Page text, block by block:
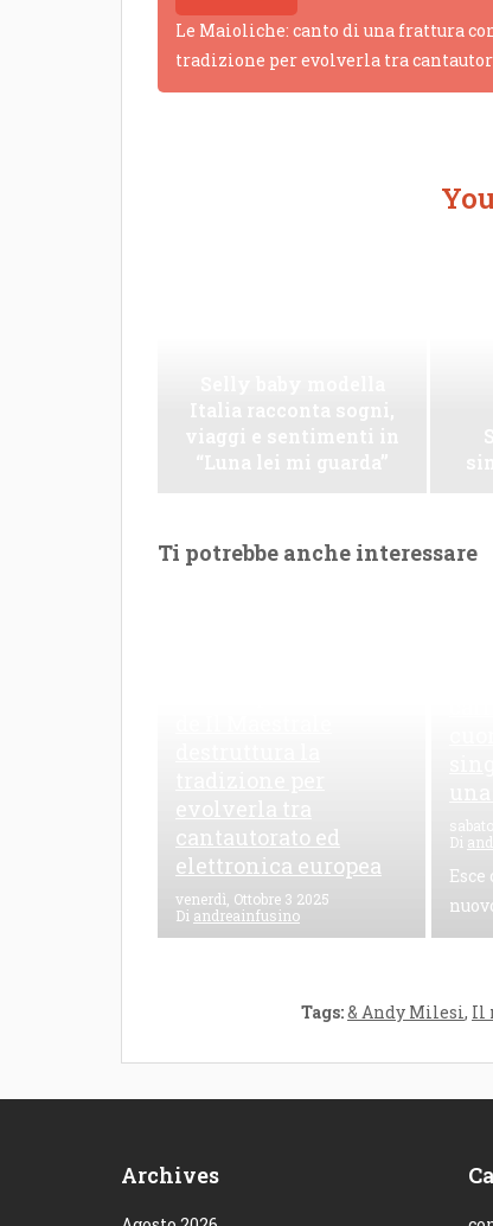
Le Maioliche: canto di una frattura
tradizione per evolverla tra
Ti potrebbe anche interessare
cantautorato ed
elettronica europea
venerdì, Ottobre 3 2025
Di andreainfusino
Di
Tags:& Andy Milesi, Il
Archives